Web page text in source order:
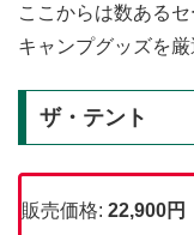
ここからは数ある
キャンプグッズを厳
ザ・テント
販売価格: 22,900円